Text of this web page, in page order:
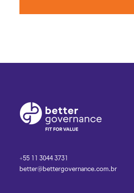
+55 11 3044 3731
better@bettergovernance.com.br